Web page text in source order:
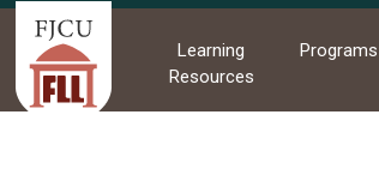
Learning
Resources
Programs